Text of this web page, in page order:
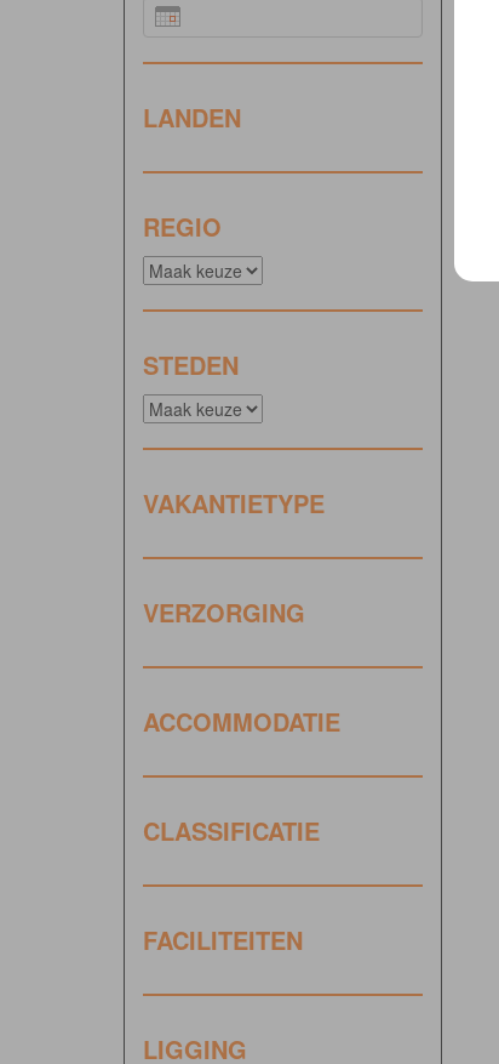
LANDEN
REGIO
STEDEN
VAKANTIETYPE
VERZORGING
ACCOMMODATIE
CLASSIFICATIE
FACILITEITEN
LIGGING